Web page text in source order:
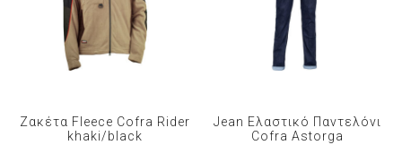
Ζακέτα Fleece Cofra Rider
khaki/black
Jean Ελαστικό Παντελόνι
Cofra Astorga